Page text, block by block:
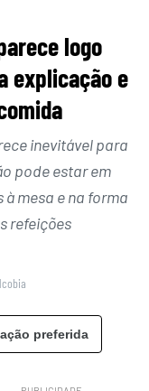
logo
explicação e
inevitável para
pode estar em
mesa e na forma
refeições
preferida